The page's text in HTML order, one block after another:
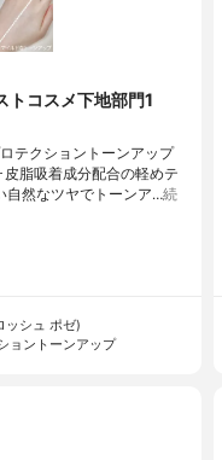
コスメ下地部門1
テクショントーンアップ
脂吸着成分配合の軽めテ
自然なツヤでトーンア…続
ッシュ ポゼ)
ョントーンアップ